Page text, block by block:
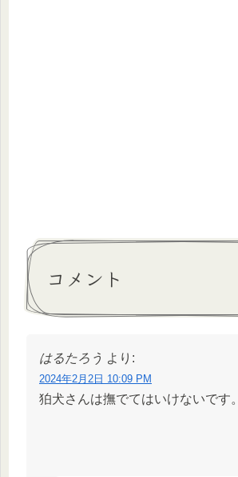
コメント
はるたろう より:
2024年2月2日 10:09 PM
狛犬さんは撫でてはいけないです。